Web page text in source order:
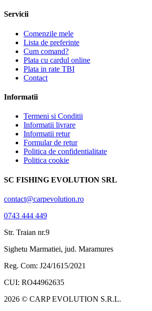
Servicii
Comenzile mele
Lista de preferinte
Cum comand?
Plata cu cardul online
Plata in rate TBI
Contact
Informatii
Termeni si Conditii
Informatii livrare
Informatii retur
Formular de retur
Politica de confidentialitate
Politica cookie
SC FISHING EVOLUTION SRL
contact@carpevolution.ro
0743 444 449
Str. Traian nr.9
Sighetu Marmatiei, jud. Maramures
Reg. Com: J24/1615/2021
CUI: RO44962635
2026 © CARP EVOLUTION S.R.L.